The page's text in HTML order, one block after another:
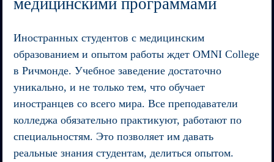
медицинскими программами
Иностранных студентов с медицинским
образованием и опытом работы ждет OMNI College
в Ричмонде. Учебное заведение достаточно
уникально, и не только тем, что обучает
иностранцев со всего мира. Все преподаватели
колледжа обязательно практикуют, работают по
специальностям. Это позволяет им давать
реальные знания студентам, делиться опытом.